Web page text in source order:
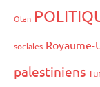
Otan
sociales Royaume-
palestiniens